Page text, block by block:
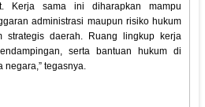
Kerja sama ini diharapkan mampu
administrasi maupun risiko hukum
strategis daerah. Ruang lingkup kerja
serta bantuan hukum di
negara,” tegasnya.